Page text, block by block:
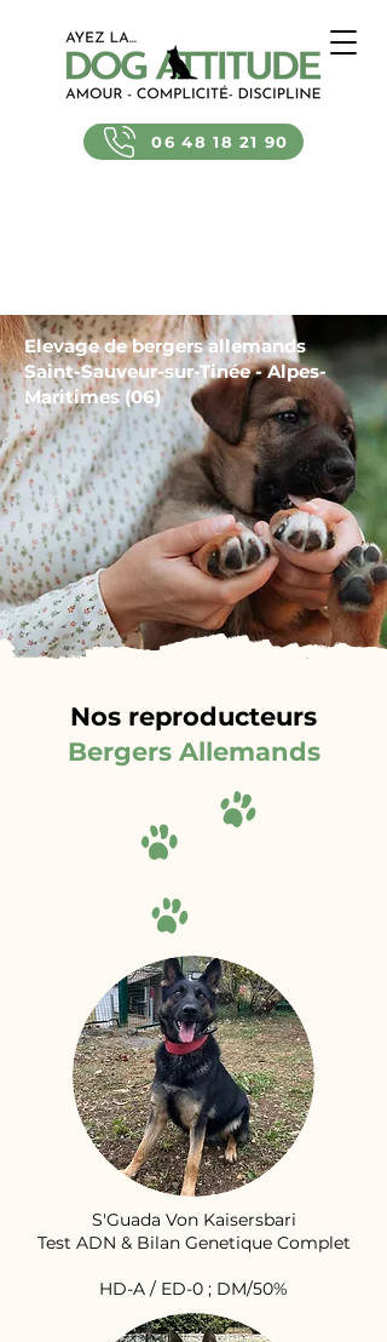
06 48 18 21 90
Elevage de bergers allemands
Saint-Sauveur-sur-Tinée - Alpes-
Maritimes (06)
Nos reproducteurs
Bergers Allemands
S'Guada Von Kaisersbari
Test ADN & Bilan Genetique Complet
HD-A / ED-0 ; DM/50%